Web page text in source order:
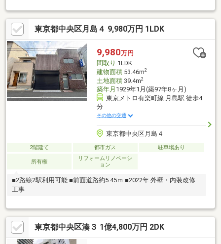
道 約2.７ｍ 間口 約3.6ｍ◆都市計画：市街化区域◆用途地域：
商業地域◆建ぺい：80％◆容積率：162％（前面道路の幅員制限
による）◆建物の築年月不詳◆現況：空室◆建築条件：連棟式住
宅（1棟３戸建）単独での再建築不可 ※再建築する際には切り離
し承諾が必要です。
東京都中央区月島４ 9,980万円 1LDK
9,980万円
間取り 1LDK
建物面積53.46m2
土地面積39.4m2
築年月 1929年1月(築97年8ヶ月)
東京メトロ有楽町線 月島駅 徒歩4
分
その他の交通
東京都中央区月島４
2階建て 都市ガス 駐車場あり
所有権
リフォームリノベーシ
ョン
■2路線2駅利用可能 ■前面道路約5.45ｍ ■2022年 外壁・内装改修
工事
東京都中央区湊３ 1億4,800万円 2DK